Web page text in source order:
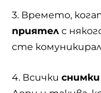
3. Времето,
приятел с
сте
4. Всички